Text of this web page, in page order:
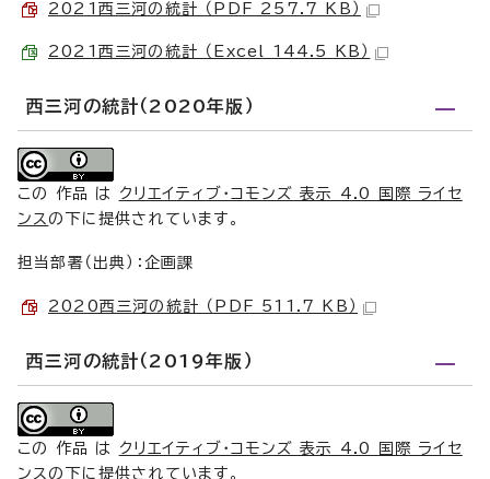
2021西三河の統計 （PDF 257.7 KB）
2021西三河の統計 （Excel 144.5 KB）
西三河の統計（2020年版）
この 作品 は クリエイティブ・コモンズ 表示 4.0 国際 ライセ
ンスの下に提供されています。
担当部署（出典）：企画課
2020西三河の統計 （PDF 511.7 KB）
西三河の統計（2019年版）
この 作品 は クリエイティブ・コモンズ 表示 4.0 国際 ライセ
ンスの下に提供されています。